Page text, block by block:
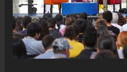
vivo
|
Gabriel
Boric